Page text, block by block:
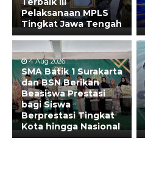
Pelaksanaan MPLS
Tingkat Jawa Tengah
4 Aug 2026
SMA Batik 1 Surakarta
dan BSN Berikan
Beasiswa Prestasi
bagi Siswa
Berprestasi Tingkat
Kota hingga Nasional